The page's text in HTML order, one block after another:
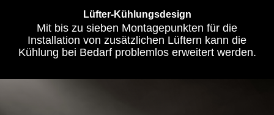
Lüfter-Kühlungsdesign
Mit bis zu sieben Montagepunkten für die
Installation von zusätzlichen Lüftern kann die
Kühlung bei Bedarf problemlos erweitert werden.